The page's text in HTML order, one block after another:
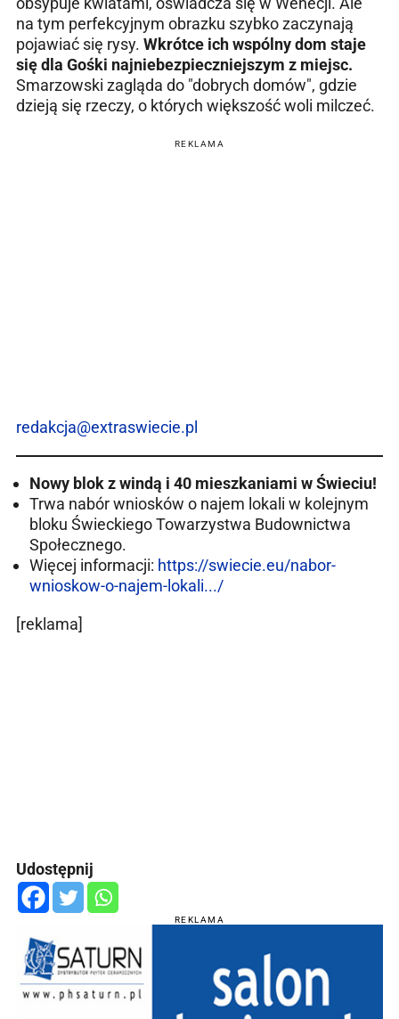
na tym perfekcyjnym obrazku szybko zaczynają
pojawiać się rysy. Wkrótce ich wspólny dom staje
się dla Gośki najniebezpieczniejszym z miejsc.
Smarzowski zagląda do "dobrych domów", gdzie
dzieją się rzeczy, o których większość woli milczeć.
REKLAMA
redakcja@extraswiecie.pl
Nowy blok z windą i 40 mieszkaniami w Świeciu!
Trwa nabór wniosków o najem lokali w kolejnym
bloku Świeckiego Towarzystwa Budownictwa
Społecznego.
Więcej informacji: https://swiecie.eu/nabor-
wnioskow-o-najem-lokali.../
[reklama]
Udostępnij
REKLAMA